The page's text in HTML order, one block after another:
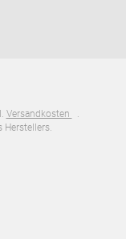
Versandkosten .
Herstellers.